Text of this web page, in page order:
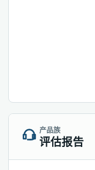
产品族
评估报告